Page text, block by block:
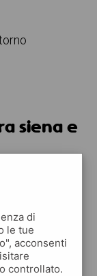
siena e
di
le tue
acconsenti
controllato.